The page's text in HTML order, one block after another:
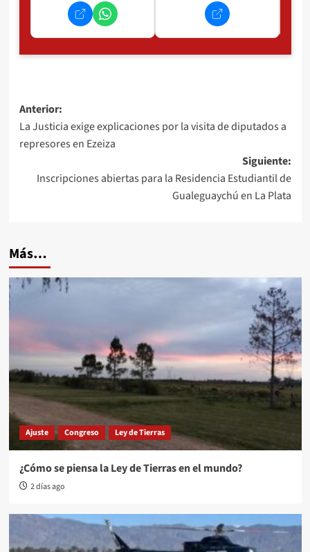
Navegación
de
entradas
Anterior:
La Justicia exige explicaciones por la visita de diputados a
represores en Ezeiza
Siguiente:
Inscripciones abiertas para la Residencia Estudiantil de
Gualeguaychú en La Plata
Más…
Ajuste Congreso Ley de Tierras
¿Cómo se piensa la Ley de Tierras en el mundo?
2 días ago